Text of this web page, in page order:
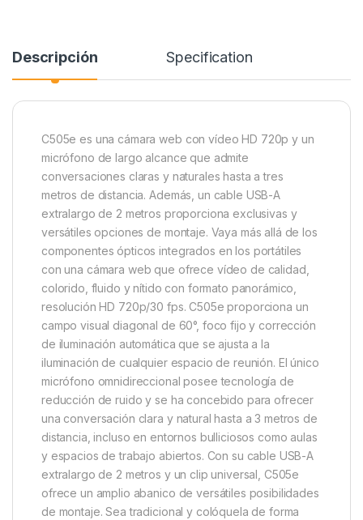
Descripción Specification
C505e es una cámara web con vídeo HD 720p y un
micrófono de largo alcance que admite
conversaciones claras y naturales hasta a tres
metros de distancia. Además, un cable USB-A
extralargo de 2 metros proporciona exclusivas y
versátiles opciones de montaje. Vaya más allá de los
componentes ópticos integrados en los portátiles
con una cámara web que ofrece vídeo de calidad,
colorido, fluido y nítido con formato panorámico,
resolución HD 720p/30 fps. C505e proporciona un
campo visual diagonal de 60°, foco fijo y corrección
de iluminación automática que se ajusta a la
iluminación de cualquier espacio de reunión. El único
micrófono omnidireccional posee tecnología de
reducción de ruido y se ha concebido para ofrecer
una conversación clara y natural hasta a 3 metros de
distancia, incluso en entornos bulliciosos como aulas
y espacios de trabajo abiertos. Con su cable USB-A
extralargo de 2 metros y un clip universal, C505e
ofrece un amplio abanico de versátiles posibilidades
de montaje. Sea tradicional y colóquela de forma